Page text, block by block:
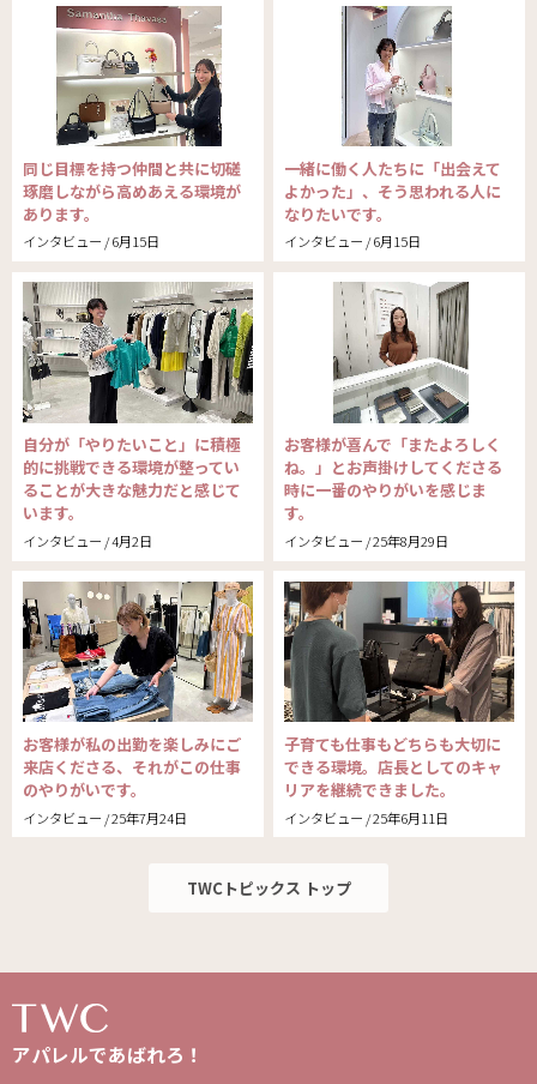
インタビュー / 6月15日
同じ目標を持つ仲間と共に切磋
琢磨しながら高めあえる環境が
あります。
インタビュー / 6月15日
一緒に働く人たちに「出会えて
よかった」、そう思われる人に
なりたいです。
インタビュー / 4月2日
自分が「やりたいこと」に積極
的に挑戦できる環境が整ってい
ることが大きな魅力だと感じて
います。
インタビュー / 25年8月29日
お客様が喜んで「またよろしく
ね。」とお声掛けしてくださる
時に一番のやりがいを感じま
す。
インタビュー / 25年7月24日
お客様が私の出勤を楽しみにご
来店くださる、それがこの仕事
のやりがいです。
インタビュー / 25年6月11日
子育ても仕事もどちらも大切に
できる環境。店長としてのキャ
リアを継続できました。
TWCトピックス トップ
アパレルであばれろ！